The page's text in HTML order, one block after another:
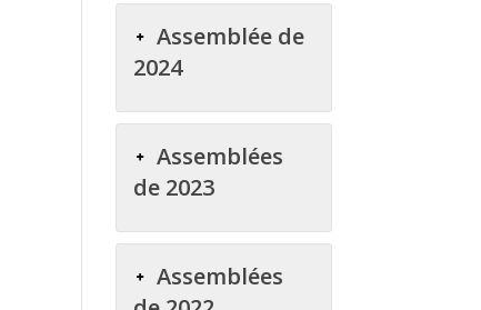
Assemblée de
2024
Assemblées
de 2023
Assemblées